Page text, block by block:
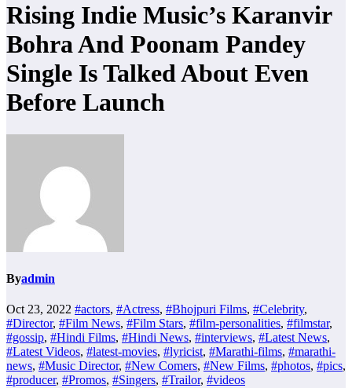
Rising Indie Music’s Karanvir
Bohra And Poonam Pandey
Single Is Talked About Even
Before Launch
Byadmin
Oct 23, 2022 #actors, #Actress, #Bhojpuri Films, #Celebrity,
#Director, #Film News, #Film Stars, #film-personalities, #filmstar,
#gossip, #Hindi Films, #Hindi News, #interviews, #Latest News,
#Latest Videos, #latest-movies, #lyricist, #Marathi-films, #marathi-
news, #Music Director, #New Comers, #New Films, #photos, #pics,
#producer, #Promos, #Singers, #Trailor, #videos